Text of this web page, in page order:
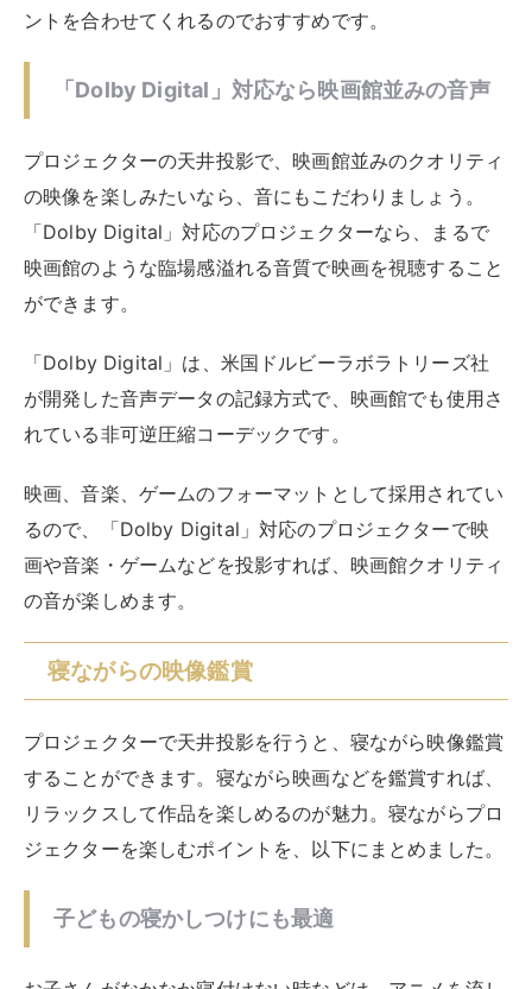
ントを合わせてくれるのでおすすめです。
「Dolby Digital」対応なら映画館並みの音声
プロジェクターの天井投影で、映画館並みのクオリティ
の映像を楽しみたいなら、音にもこだわりましょう。
「Dolby Digital」対応のプロジェクターなら、まるで
映画館のような臨場感溢れる音質で映画を視聴すること
ができます。
「Dolby Digital」は、米国ドルビーラボラトリーズ社
が開発した音声データの記録方式で、映画館でも使用さ
れている非可逆圧縮コーデックです。
映画、音楽、ゲームのフォーマットとして採用されてい
るので、「Dolby Digital」対応のプロジェクターで映
画や音楽・ゲームなどを投影すれば、映画館クオリティ
の音が楽しめます。
寝ながらの映像鑑賞
プロジェクターで天井投影を行うと、寝ながら映像鑑賞
することができます。寝ながら映画などを鑑賞すれば、
リラックスして作品を楽しめるのが魅力。寝ながらプロ
ジェクターを楽しむポイントを、以下にまとめました。
子どもの寝かしつけにも最適